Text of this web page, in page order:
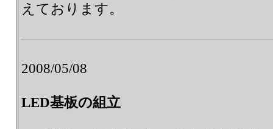
えております。
2008/05/08
LED基板の組立